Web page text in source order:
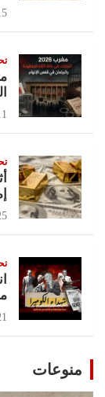
15
11
25
21
منوعات